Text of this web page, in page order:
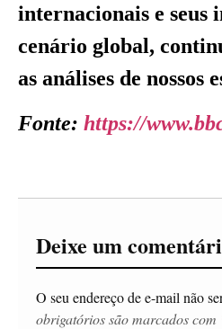
internacionais e seus
cenário global,
as análises de nossos
Fonte: https://
Deixe um
O seu endereço de e-mail não
obrigatórios são marcados com